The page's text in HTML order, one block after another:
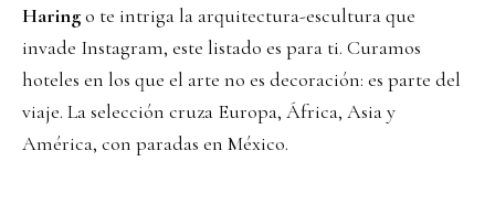
Haringo te intriga la arquitectura-escultura que
invade Instagram, este listado es para ti. Curamos
hoteles en los que el arte no es decoración: es parte del
viaje. La selección cruza Europa, África, Asia y
América, con paradas en México.